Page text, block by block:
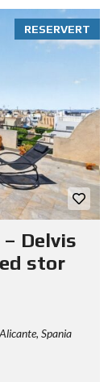
RESERVERT
– Delvis
stor
Spania